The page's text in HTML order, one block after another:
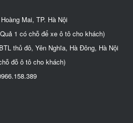
Mai, TP. Hà Nội
1 có chỗ để xe ô tô cho khách)
thủ đô, Yên Nghĩa, Hà Đông, Hà Nội
đỗ ô tô cho khách)